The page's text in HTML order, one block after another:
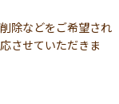
除などをご希望され
させていただきま